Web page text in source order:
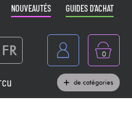
NOUVEAUTÉS GUIDES D'ACHAT
FR 0
de catégories